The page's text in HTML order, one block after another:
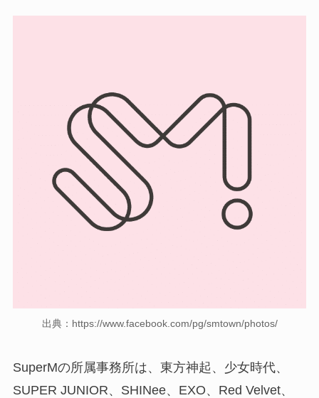
出典：https://www.facebook.com/pg/smtown/photos/
SuperMの所属事務所は、東方神起、少女時代、
SUPER JUNIOR、SHINee、EXO、Red Velvet、